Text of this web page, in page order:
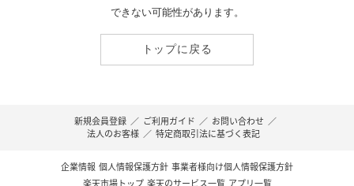
できない可能性があります。
トップに戻る
新規会員登録 ／ ご利用ガイド ／ お問い合わせ ／
法人のお客様 ／ 特定商取引法に基づく表記
企業情報 個人情報保護方針 事業者様向け個人情報保護方針
楽天市場トップ 楽天のサービス一覧 アプリ一覧